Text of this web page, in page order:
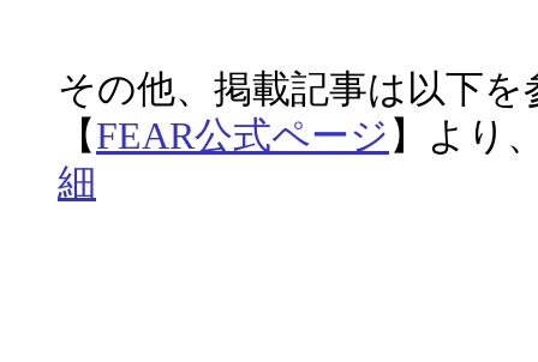
その他、掲載記
【FEAR公式ページ 】より
細